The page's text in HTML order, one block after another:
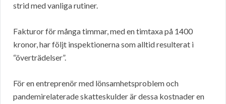
strid med vanliga rutiner.
Fakturor för många timmar, med en timtaxa på 1400
kronor, har följt inspektionerna som alltid resulterat i
“överträdelser”.
För en entreprenör med lönsamhetsproblem och
pandemirelaterade skatteskulder är dessa kostnader en